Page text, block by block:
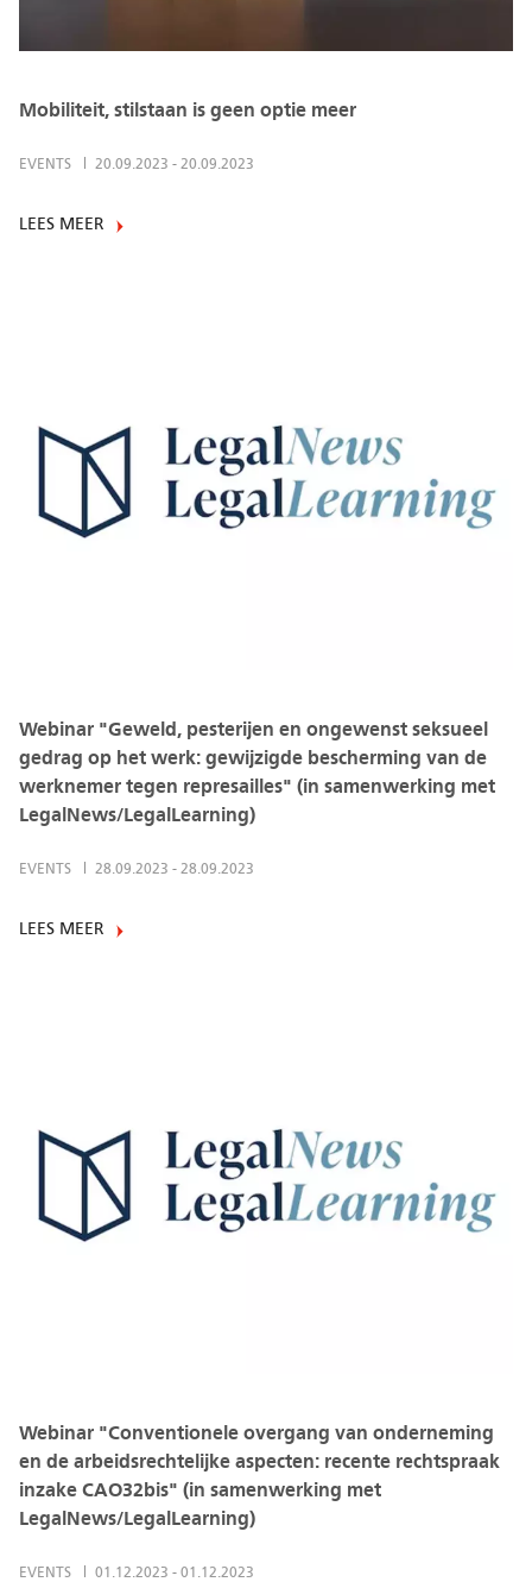
Mobiliteit, stilstaan is geen optie meer
EVENTS 20.09.2023 - 20.09.2023
LEES MEER
Webinar "Geweld, pesterijen en ongewenst seksueel
gedrag op het werk: gewijzigde bescherming van de
werknemer tegen represailles" (in samenwerking met
LegalNews/LegalLearning)
EVENTS 28.09.2023 - 28.09.2023
LEES MEER
Webinar "Conventionele overgang van onderneming
en de arbeidsrechtelijke aspecten: recente rechtspraak
inzake CAO32bis" (in samenwerking met
LegalNews/LegalLearning)
EVENTS 01.12.2023 - 01.12.2023